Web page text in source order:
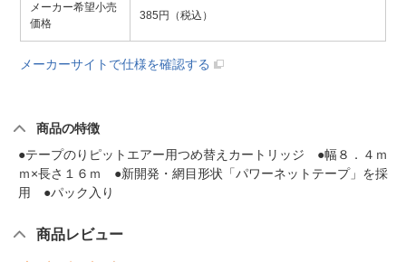
メーカー希望小売
価格
385円（税込）
メーカーサイトで仕様を確認する
商品の特徴
●テープのりピットエアー用つめ替えカートリッジ ●幅８．４ｍ
ｍ×長さ１６ｍ ●新開発・網目形状「パワーネットテープ」を採
用 ●パック入り
商品レビュー